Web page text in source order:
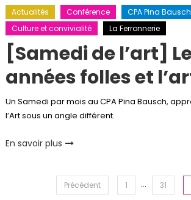
Actualités Conférence
CPA Pina Bausch
Culture et convivialité
La Ferronnerie
[Samedi de l’art]
années folles et
Un Samedi par mois au CPA Pina Bausch,
l’Art sous un angle différent.
En savoir plus
Précédent 1 … 31